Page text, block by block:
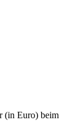
(in Euro) beim